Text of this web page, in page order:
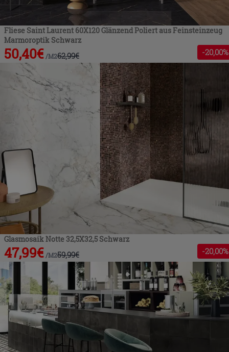
Fliese Saint Laurent 60X120 Glänzend Poliert aus Feinsteinzeug
Marmoroptik Schwarz
50,40€ /M262,99€ -20,00%
Glasmosaik Notte 32,5X32,5 Schwarz
47,99€ /M259,99€ -20,00%